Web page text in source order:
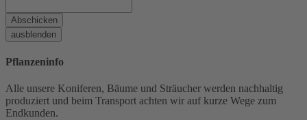
Abschicken
ausblenden
Pflanzeninfo
Alle unsere Koniferen, Bäume und Sträucher werden nachhaltig
produziert und beim Transport achten wir auf kurze Wege zum
Endkunden.